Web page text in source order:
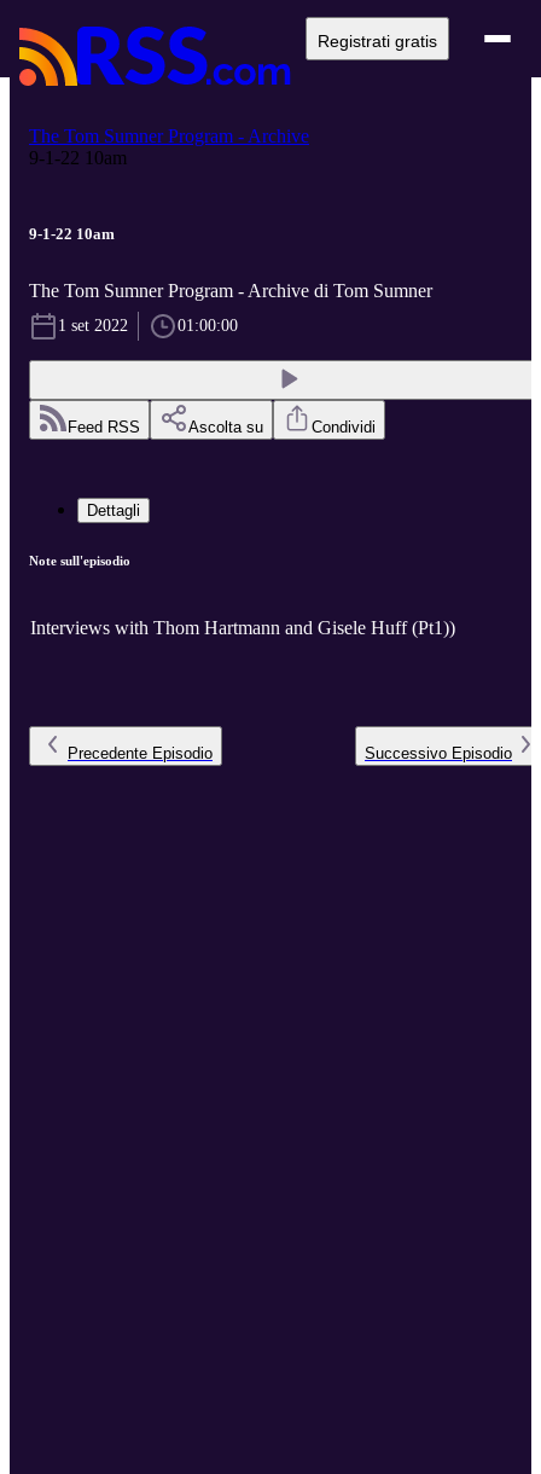
Registrati gratis
The Tom Sumner Program - Archive
9-1-22 10am
9-1-22 10am
The Tom Sumner Program - Archive di Tom Sumner
1 set 2022 01:00:00
Feed RSS Ascolta su Condividi
Dettagli
Note sull'episodio
Interviews with Thom Hartmann and Gisele Huff (Pt1))
Precedente Episodio Successivo Episodio